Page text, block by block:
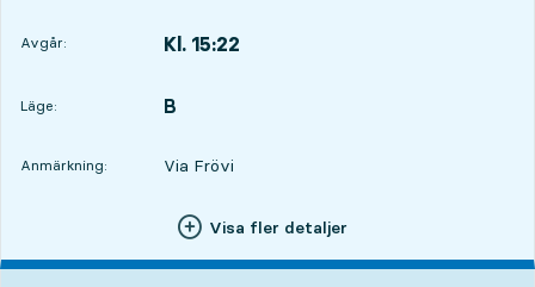
Avgår: Kl. 15:22
Läge:
LÄGE, B
,
Anmärkning: Via Frövi
Visa fler detaljer